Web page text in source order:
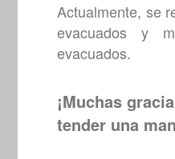
Actualmente, se
evacuados y
evacuados.
¡Muchas
tender una